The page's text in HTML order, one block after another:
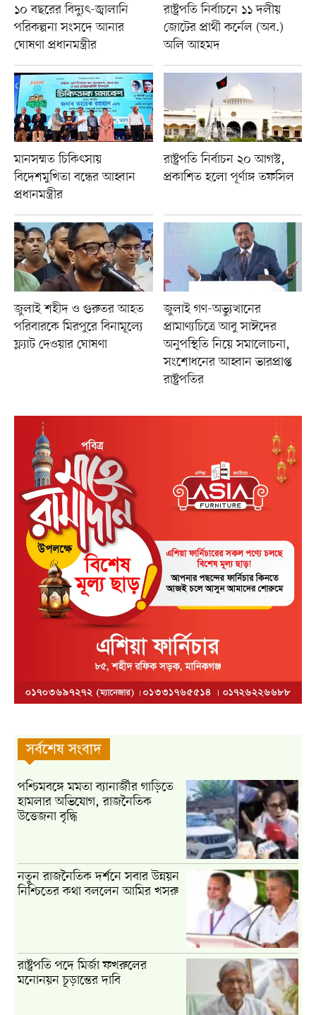
১০ বছরের বিদ্যুৎ-জ্বালানি
পরিকল্পনা সংসদে আনার
ঘোষণা প্রধানমন্ত্রীর
রাষ্ট্রপতি নির্বাচনে ১১ দলীয়
জোটের প্রার্থী কর্নেল (অব.)
অলি আহমদ
মানসম্মত চিকিৎসায়
বিদেশমুখিতা বন্ধের আহ্বান
প্রধানমন্ত্রীর
রাষ্ট্রপতি নির্বাচন ২০ আগস্ট,
প্রকাশিত হলো পূর্ণাঙ্গ তফসিল
জুলাই শহীদ ও গুরুতর আহত
পরিবারকে মিরপুরে বিনামূল্যে
ফ্ল্যাট দেওয়ার ঘোষণা
জুলাই গণ-অভ্যুত্থানের
প্রামাণ্যচিত্রে আবু সাঈদের
অনুপস্থিতি নিয়ে সমালোচনা,
সংশোধনের আহ্বান ভারপ্রাপ্ত
রাষ্ট্রপতির
সর্বশেষ সংবাদ
পশ্চিমবঙ্গে মমতা ব্যানার্জীর গাড়িতে
হামলার অভিযোগ, রাজনৈতিক
উত্তেজনা বৃদ্ধি
নতুন রাজনৈতিক দর্শনে সবার উন্নয়ন
নিশ্চিতের কথা বললেন আমির খসরু
রাষ্ট্রপতি পদে মির্জা ফখরুলের
মনোনয়ন চূড়ান্তের দাবি